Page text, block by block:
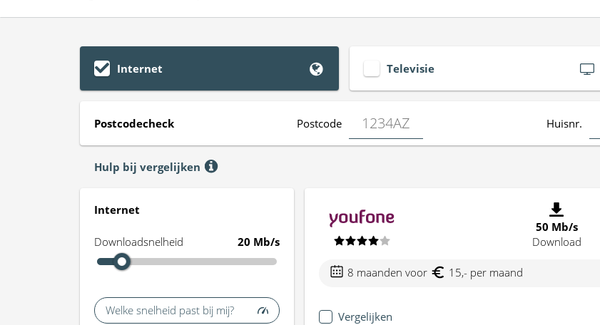
Internet Televisie
Postcodecheck Postcode Huisnr.
Hulp bij vergelijken
Internet
Downloadsnelheid 20 Mb/s
Welke snelheid past bij mij?
50 Mb/s
Download
8 maanden voor 15,- per maand
Vergelijken